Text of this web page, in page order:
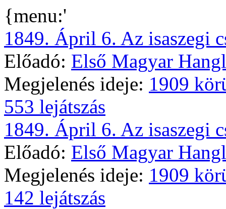
{menu:'
1849. Ápril 6. Az isaszegi
Előadó: Első Magyar
Megjelenés ideje: 1909
553 lejátszás
1849. Ápril 6. Az isaszegi
Előadó: Első Magyar
Megjelenés ideje: 1909
142 lejátszás